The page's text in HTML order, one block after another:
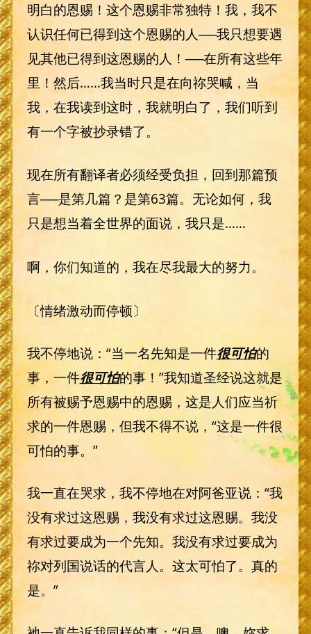
明白的恩赐！这个恩赐非常独特！我，我不
认识任何已得到这个恩赐的人──我只想要遇
见其他已得到这恩赐的人！──在所有这些年
里！然后……我当时只是在向祢哭喊，当
我，在我读到这时，我就明白了，我们听到
有一个字被抄录错了。
现在所有翻译者必须经受负担，回到那篇预
言──是第几篇？是第63篇。无论如何，我
只是想当着全世界的面说，我只是……
啊，你们知道的，我在尽我最大的努力。
〔情绪激动而停顿〕
我不停地说：“当一名先知是一件很可怕的
事，一件很可怕的事！”我知道圣经说这就是
所有被赐予恩赐中的恩赐，这是人们应当祈
求的一件恩赐，但我不得不说，“这是一件很
可怕的事。”
我一直在哭求，我不停地在对阿爸亚说：“我
没有求过这恩赐，我没有求过这恩赐。我没
有求过要成为一个先知。我没有求过要成为
祢对列国说话的代言人。这太可怕了。真的
是。”